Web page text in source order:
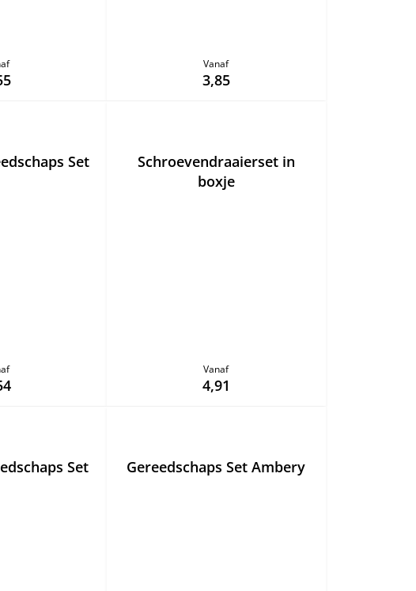
Vanaf
3,85
Set
Schroevendraaierset in
boxje
Vanaf
4,91
Set Gereedschaps Set Ambery